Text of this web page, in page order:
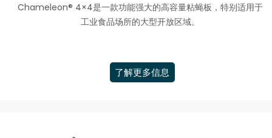
Chameleon® 4×4是一款功能强大的高容量粘蝇板，特别适用于
工业食品场所的大型开放区域。
了解更多信息